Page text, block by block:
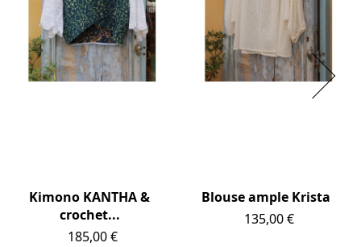
Kimono KANTHA &
crochet...
Prix
185,00 €
Blouse ample Krista
Prix
135,00 €